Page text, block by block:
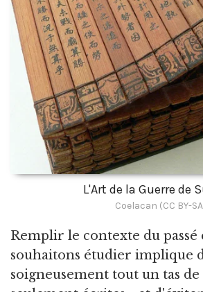
L'Art de la Guerre de
Coelacan (CC BY-
Remplir le contexte du passé
souhaitons étudier implique
soigneusement tout un tas de